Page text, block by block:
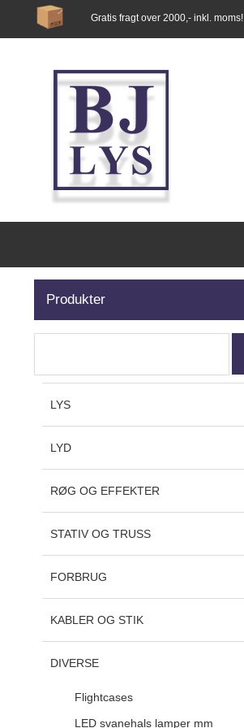
Gratis fragt over 2000,- inkl. moms!
Produkter
LYS
LYD
RØG OG EFFEKTER
STATIV OG TRUSS
FORBRUG
KABLER OG STIK
DIVERSE
Flightcases
LED svanehals lamper mm